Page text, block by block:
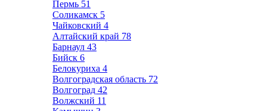
Пермь 51
Соликамск 5
Чайковский 4
Алтайский край 78
Барнаул 43
Бийск 6
Белокуриха 4
Волгоградская область 72
Волгоград 42
Волжский 11